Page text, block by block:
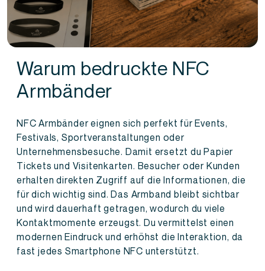
Warum bedruckte NFC
Armbänder
NFC Armbänder eignen sich perfekt für Events,
Festivals, Sportveranstaltungen oder
Unternehmensbesuche. Damit ersetzt du Papier
Tickets und Visitenkarten. Besucher oder Kunden
erhalten direkten Zugriff auf die Informationen, die
für dich wichtig sind. Das Armband bleibt sichtbar
und wird dauerhaft getragen, wodurch du viele
Kontaktmomente erzeugst. Du vermittelst einen
modernen Eindruck und erhöhst die Interaktion, da
fast jedes Smartphone NFC unterstützt.